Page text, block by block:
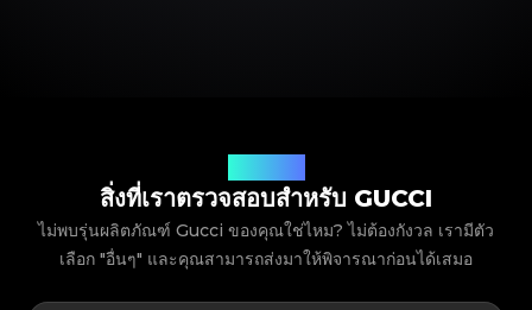
สิ่งที่เราตรวจสอบสำหรับ GUCCI
ไม่พบรุ่นผลิตภัณฑ์ Gucci ของคุณใช่ไหม? ไม่ต้องกังวล เรามีตัว
เลือก "อื่นๆ" และคุณสามารถส่งมาให้พิจารณาก่อนได้เสมอ